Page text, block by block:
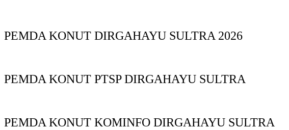
PEMDA KONUT DIRGAHAYU SULTRA 2026
PEMDA KONUT PTSP DIRGAHAYU SULTRA
PEMDA KONUT KOMINFO DIRGAHAYU SULTRA